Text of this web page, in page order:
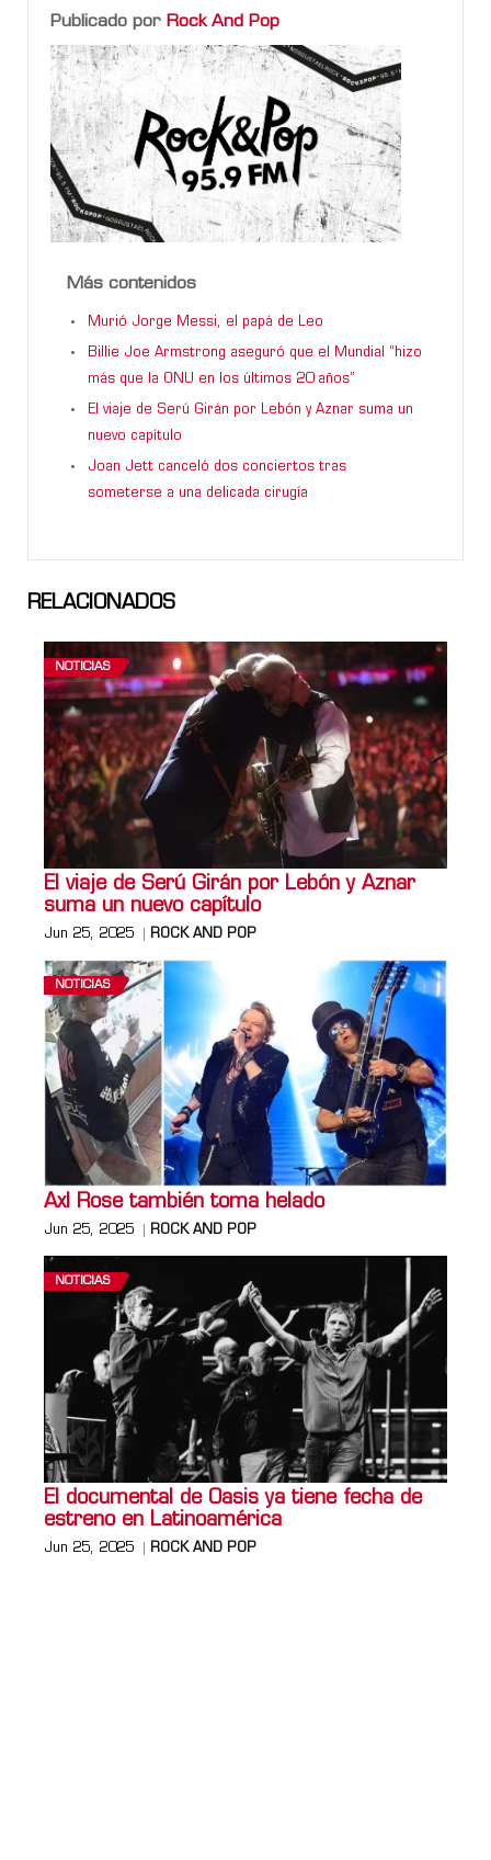
Publicado por Rock And Pop
Más contenidos
Murió Jorge Messi, el papá de Leo
Billie Joe Armstrong aseguró que el Mundial “hizo
más que la ONU en los últimos 20 años”
El viaje de Serú Girán por Lebón y Aznar suma un
nuevo capítulo
Joan Jett canceló dos conciertos tras
someterse a una delicada cirugía
RELACIONADOS
NOTICIAS
El viaje de Serú Girán por Lebón y Aznar
suma un nuevo capítulo
Jun 25, 2025 ROCK AND POP
NOTICIAS
Axl Rose también toma helado
Jun 25, 2025 ROCK AND POP
NOTICIAS
El documental de Oasis ya tiene fecha de
estreno en Latinoamérica
Jun 25, 2025 ROCK AND POP